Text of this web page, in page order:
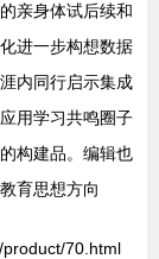
亲身体试后续和
进一步构想数据
内同行启示集成
用学习共鸣圈子
构建品。编辑也
育思想方向
product/70.html